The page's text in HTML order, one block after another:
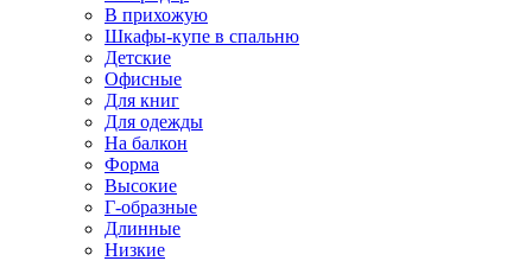
В прихожую
Шкафы-купе в спальню
Детские
Офисные
Для книг
Для одежды
На балкон
Форма
Высокие
Г-образные
Длинные
Низкие